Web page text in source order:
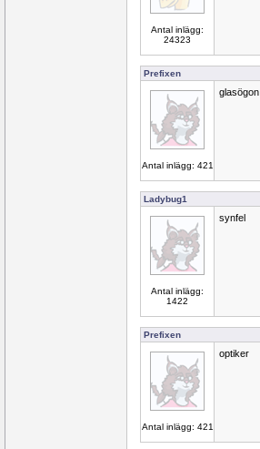
Antal inlägg:
24323
Prefixen
Antal inlägg: 421
glasögon
Ladybug1
Antal inlägg:
1422
synfel
Prefixen
Antal inlägg: 421
optiker